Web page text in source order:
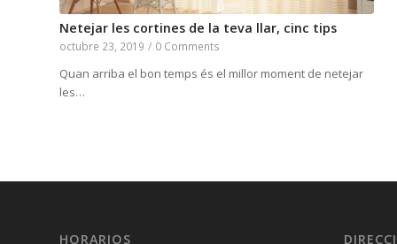
Netejar les cortines de la teva llar, cinc tips
octubre 23, 2019 / 0 Comments
Quan arriba el bon temps és el millor moment de netejar
les…
HORARIOS